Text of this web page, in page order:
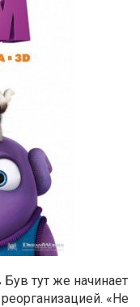
тут же начинает
«Не